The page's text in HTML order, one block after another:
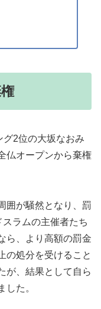
2位の大坂なおみ
仏オープンから棄権
囲が騒然となり、罰
ラムの主催者たち
ら、より高額の罰金
の処分を受けること
が、結果として自ら
した。